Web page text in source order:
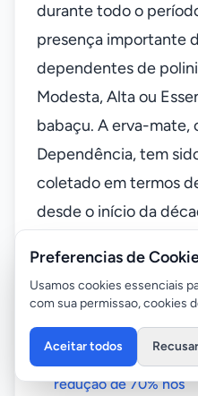
durante todo o
presença importante
dependentes de
Modesta, Alta ou
babaçu. A erva-mate,
Dependência, tem
coletado em termos
desde o início da
durante todo o
Anterior
Mato Grosso tem
redução de 70% nos
Preferencias de
Usamos cookies essenciais
com sua permissao, cookies
Aceitar todos Recusar